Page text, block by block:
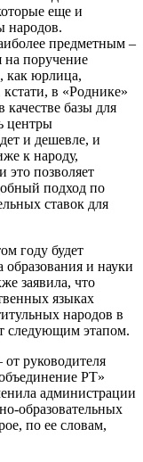
еще и
народов.
предметным –
на поручение
как юрлица,
в «Роднике»
базы для
центры
и дешевле, и
к народу,
это позволяет
подход по
ставок для
году будет
и науки
заявила, что
языках
народов в
следующим этапом.
руководителя
РТ»
администрации
образовательных
по ее словам,